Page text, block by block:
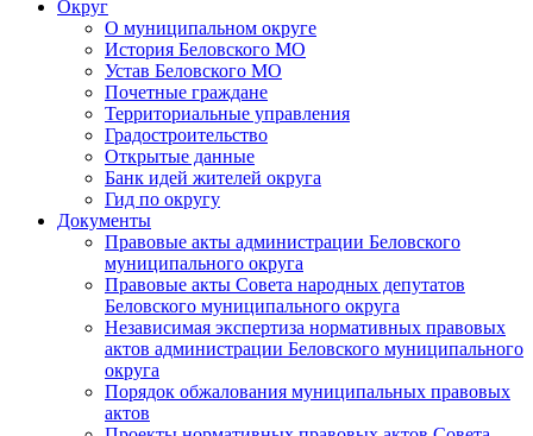
Округ
О муниципальном округе
История Беловского МО
Устав Беловского МО
Почетные граждане
Территориальные управления
Градостроительство
Открытые данные
Банк идей жителей округа
Гид по округу
Документы
Правовые акты администрации Беловского
муниципального округа
Правовые акты Совета народных депутатов
Беловского муниципального округа
Независимая экспертиза нормативных правовых
актов администрации Беловского муниципального
округа
Порядок обжалования муниципальных правовых
актов